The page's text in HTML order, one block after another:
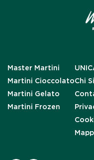
Master Martini
Martini Cioccolato
Martini Gelato
Martini Frozen
Chi